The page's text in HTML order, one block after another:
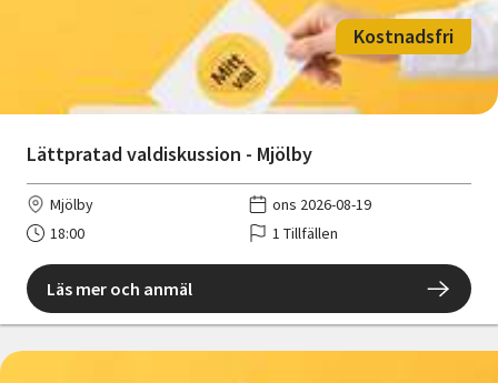
Lättpratad valdiskussion - Mjölby
Kostnadsfri
Mjölby
ons 2026-08-19
18:00
1 Tillfällen
Läs mer och anmäl